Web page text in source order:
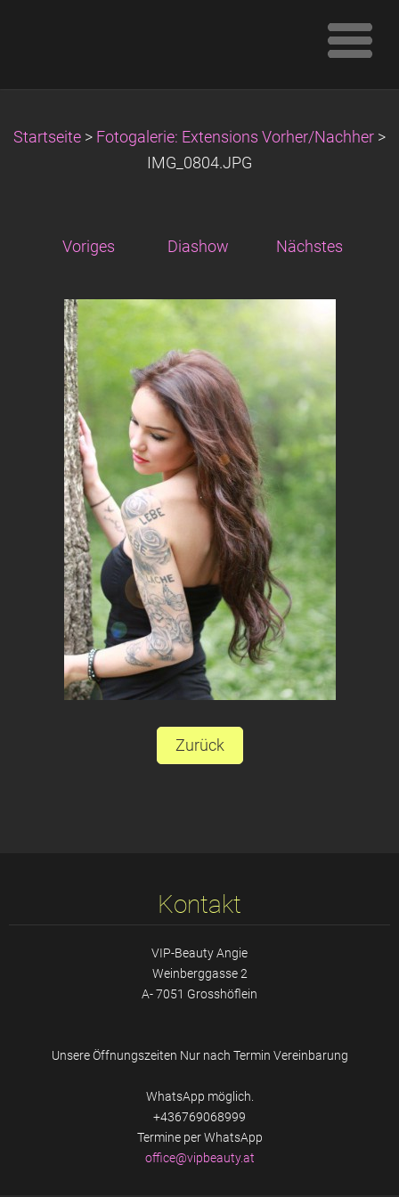
Startseite > Fotogalerie: Extensions Vorher/Nachher >
IMG_0804.JPG
Voriges Diashow Nächstes
Zurück
Kontakt
VIP-Beauty Angie
Weinberggasse 2
A- 7051 Grosshöflein
Unsere Öffnungszeiten Nur nach Termin Vereinbarung
WhatsApp möglich.
+436769068999
Termine per WhatsApp
office@vipbeauty.at